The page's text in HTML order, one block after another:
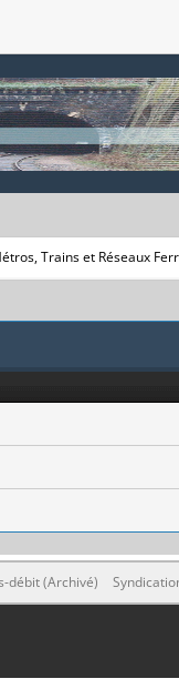
Trains et Réseaux
débit (Archivé)